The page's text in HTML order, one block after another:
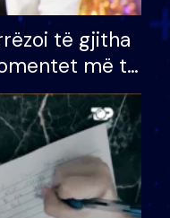
të gjitha
më të
VIP: Do më
kur…